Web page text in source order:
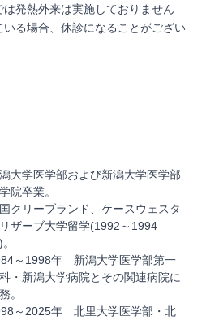
発熱外来は実施しておりません
る場合、休診になることがござい
大学医学部および新潟大学医学部
院卒業。
クリーブランド、ケースウェスタ
ザーブ大学留学(1992～1994
～1998年 新潟大学医学部第一
・新潟大学病院とその関連病院に
。
～2025年 北里大学医学部・北